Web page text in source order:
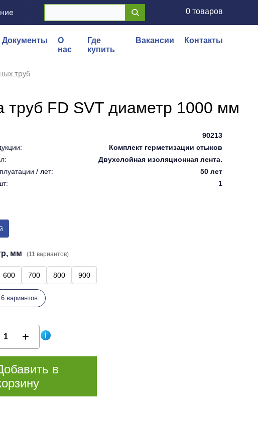
0 товаров
Документы
О
нас
Где
купить
Вакансии Контакты
труб
труб FD SVT диаметр 1000 мм
90213
Комплект герметизации стыков
Двухслойная изоляционная лента.
/ лет:
50 лет
1
мм (11 вариантов)
600 700 800 900
вариантов
в